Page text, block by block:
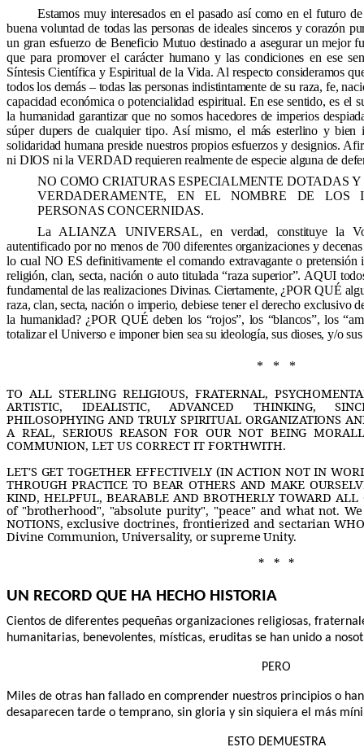
Estamos muy interesados en el pasado así como en el futuro
buena voluntad de todas las personas de ideales sinceros y corazón
un gran esfuerzo de Beneficio Mutuo destinado a asegurar un mejor
que para promover el carácter humano y las condiciones en ese
Síntesis Científica y Espiritual de la Vida. Al respecto consideramos
todos los demás – todas las personas indistintamente de su raza, fe,
capacidad económica o potencialidad espiritual. En ese sentido, es
la humanidad garantizar que no somos hacedores de imperios
súper dupers de cualquier tipo. Así mismo, el más esterlino y bien
solidaridad humana preside nuestros propios esfuerzos y designios.
ni DIOS ni la VERDAD requieren realmente de especie alguna de
NO COMO CRIATURAS ESPECIALMENTE DOTADAS
VERDADERAMENTE, EN EL NOMBRE DE LOS
PERSONAS CONCERNIDAS.
La ALIANZA UNIVERSAL, en verdad, constituye la
autentificado por no menos de 700 diferentes organizaciones y
lo cual NO ES definitivamente el comando extravagante o pretensión
religión, clan, secta, nación o auto titulada “raza superior”. AQUI
fundamental de las realizaciones Divinas. Ciertamente, ¿POR QUÉ
raza, clan, secta, nación o imperio, debiese tener el derecho exclusivo
la humanidad? ¿POR QUÉ deben los “rojos”, los “blancos”, los
totalizar el Universo e imponer bien sea su ideología, sus dioses, y/o
* * *
TO ALL STERLING RELIGIOUS, FRATERNAL,
ARTISTIC, IDEALISTIC, ADVANCED THINKING,
PHILOSOPHYING AND TRULY SPIRITUAL ORGANIZATIONS
A REAL, SERIOUS REASON FOR OUR NOT BEING
COMMUNION, LET US CORRECT IT FORTHWITH.
LET'S GET TOGETHER EFFECTIVELY (IN ACTION NOT IN
THROUGH PRACTICE TO BEAR OTHERS AND MAKE
KIND, HELPFUL, BEARABLE AND BROTHERLY TOWARD
of "brotherhood", "absolute purity", "peace" and what not.
NOTIONS, exclusive doctrines, frontierized and sectarian
Divine Communion, Universality, or supreme Unity.
* * *
UN RECORD QUE HA HECHO HISTORIA
Cientos de diferentes pequeñas organizaciones religiosas,
humanitarias, benevolentes, místicas, eruditas se han unido a
PERO
Miles de otras han fallado en comprender nuestros principios o
desaparecen tarde o temprano, sin gloria y sin siquiera el más
ESTO DEMUESTRA